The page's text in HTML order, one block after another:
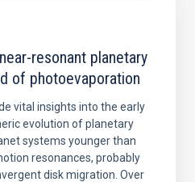
resonant planetary
of photoevaporation
vital insights into the early
evolution of planetary
systems younger than
resonances, probably
disk migration. Over